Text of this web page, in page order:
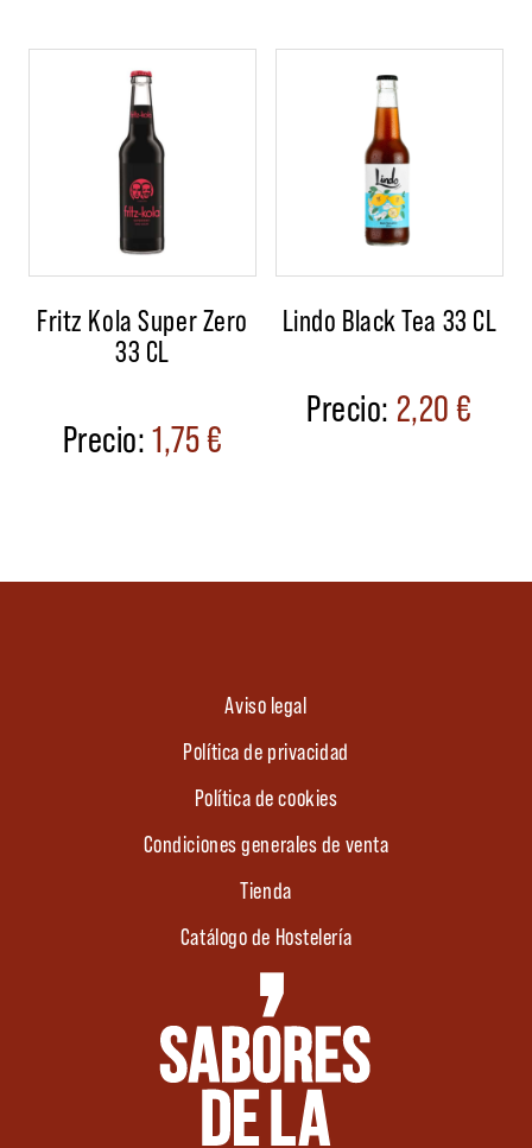
Fritz Kola Super Zero
33 CL
1,75€
Lindo Black Tea 33 CL
2,20€
Aviso legal
Política de privacidad
Política de cookies
Condiciones generales de venta
Tienda
Catálogo de Hostelería